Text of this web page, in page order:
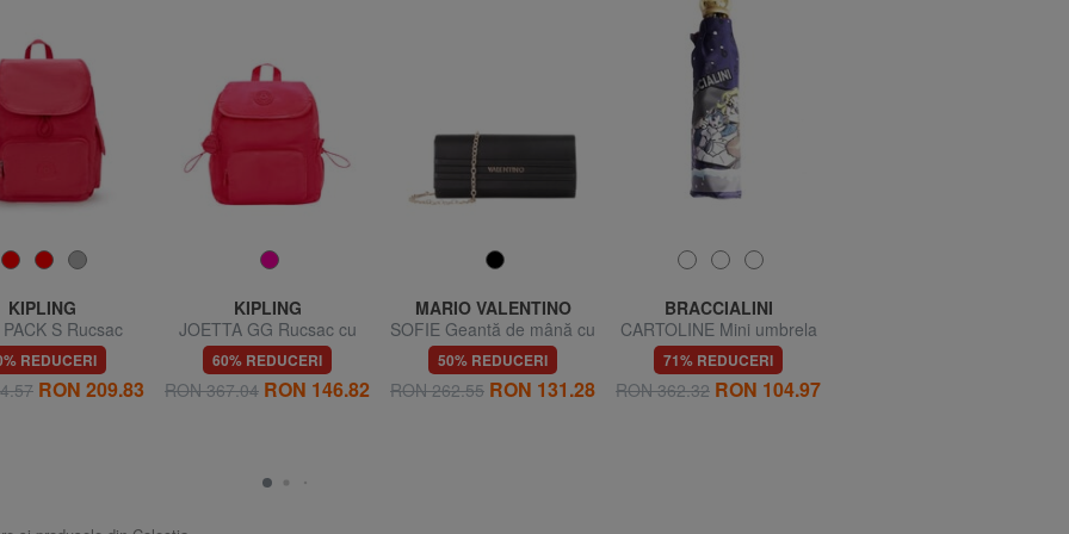
KIPLING
S Rucsac
REDUCERI
RON 209.83
KIPLING
JOETTA GG Rucsac cu
buzunare multiple
60% REDUCERI
RON 367.04 RON 146.82
MARIO VALENTINO
SOFIE Geantă de mână cu
curea de umăr cu lanț
50% REDUCERI
RON 262.55 RON 131.28
BRACCIALINI
CARTOLINE Mini umbrela
imprimata
71% REDUCERI
RON 362.32 RON 104.97